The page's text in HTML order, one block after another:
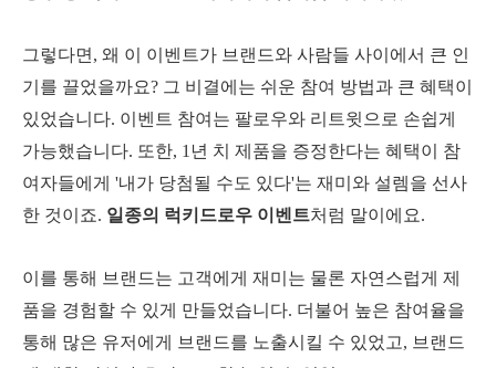
그렇다면, 왜 이 이벤트가 브랜드와 사람들 사이에서 큰 인
기를 끌었을까요? 그 비결에는 쉬운 참여 방법과 큰 혜택이
있었습니다. 이벤트 참여는 팔로우와 리트윗으로 손쉽게
가능했습니다. 또한, 1년 치 제품을 증정한다는 혜택이 참
여자들에게 '내가 당첨될 수도 있다'는 재미와 설렘을 선사
한 것이죠. 일종의 럭키드로우 이벤트처럼 말이에요.
이를 통해 브랜드는 고객에게 재미는 물론 자연스럽게 제
품을 경험할 수 있게 만들었습니다. 더불어 높은 참여율을
통해 많은 유저에게 브랜드를 노출시킬 수 있었고, 브랜드